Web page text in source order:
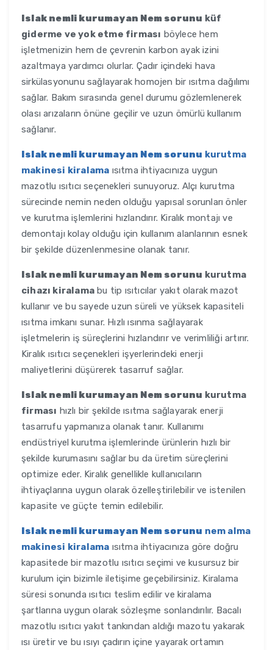
Islak nemli kurumayan Nem sorunu küf
giderme ve yok etme firması böylece hem
işletmenizin hem de çevrenin karbon ayak izini
azaltmaya yardımcı olurlar. Çadır içindeki hava
sirkülasyonunu sağlayarak homojen bir ısıtma dağılımı
sağlar. Bakım sırasında genel durumu gözlemlenerek
olası arızaların önüne geçilir ve uzun ömürlü kullanım
sağlanır.
Islak nemli kurumayan Nem sorunu kurutma
makinesi kiralama ısıtma ihtiyacınıza uygun
mazotlu ısıtıcı seçenekleri sunuyoruz. Alçı kurutma
sürecinde nemin neden olduğu yapısal sorunları önler
ve kurutma işlemlerini hızlandırır. Kiralık montajı ve
demontajı kolay olduğu için kullanım alanlarının esnek
bir şekilde düzenlenmesine olanak tanır.
Islak nemli kurumayan Nem sorunu kurutma
cihazı kiralama bu tip ısıtıcılar yakıt olarak mazot
kullanır ve bu sayede uzun süreli ve yüksek kapasiteli
ısıtma imkanı sunar. Hızlı ısınma sağlayarak
işletmelerin iş süreçlerini hızlandırır ve verimliliği artırır.
Kiralık ısıtıcı seçenekleri işyerlerindeki enerji
maliyetlerini düşürerek tasarruf sağlar.
Islak nemli kurumayan Nem sorunu kurutma
firması hızlı bir şekilde ısıtma sağlayarak enerji
tasarrufu yapmanıza olanak tanır. Kullanımı
endüstriyel kurutma işlemlerinde ürünlerin hızlı bir
şekilde kurumasını sağlar bu da üretim süreçlerini
optimize eder. Kiralık genellikle kullanıcıların
ihtiyaçlarına uygun olarak özelleştirilebilir ve istenilen
kapasite ve güçte temin edilebilir.
Islak nemli kurumayan Nem sorunu nem alma
makinesi kiralama ısıtma ihtiyacınıza göre doğru
kapasitede bir mazotlu ısıtıcı seçimi ve kusursuz bir
kurulum için bizimle iletişime geçebilirsiniz. Kiralama
süresi sonunda ısıtıcı teslim edilir ve kiralama
şartlarına uygun olarak sözleşme sonlandırılır. Bacalı
mazotlu ısıtıcı yakıt tankından aldığı mazotu yakarak
ısı üretir ve bu ısıyı çadırın içine yayarak ortamın